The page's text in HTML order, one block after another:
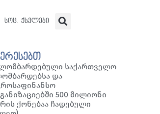
სოც. ქსელები
საქართველო
და
500 მილიონი
ქონებაა ჩადებული